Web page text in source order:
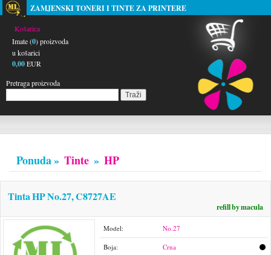
ZAMJENSKI TONERI I TINTE ZA PRINTERE
Košarica
Imate (0) proizvoda
u košarici
0,00EUR
Pretraga proizvoda
Ponuda » Tinte » HP
Tinta HP No.27, C8727AE
refill by macula
Model: No.27
Boja: Crna